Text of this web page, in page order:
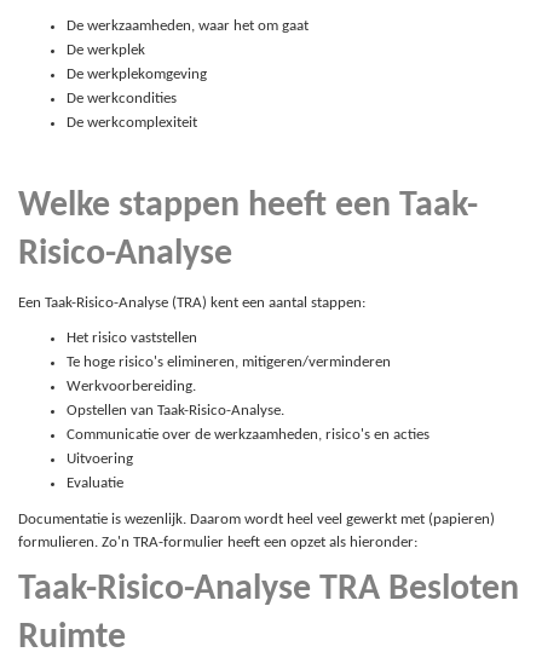
De werkzaamheden, waar het om gaat
De werkplek
De werkplekomgeving
De werkcondities
De werkcomplexiteit
Welke stappen heeft een Taak-
Risico-Analyse
Een Taak-Risico-Analyse (TRA) kent een aantal stappen:
Het risico vaststellen
Te hoge risico's elimineren, mitigeren/verminderen
Werkvoorbereiding.
Opstellen van Taak-Risico-Analyse.
Communicatie over de werkzaamheden, risico's en acties
Uitvoering
Evaluatie
Documentatie is wezenlijk. Daarom wordt heel veel gewerkt met (papieren)
formulieren. Zo'n TRA-formulier heeft een opzet als hieronder:
Taak-Risico-Analyse TRA Besloten
Ruimte